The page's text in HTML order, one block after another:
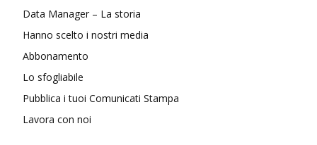
Data Manager – La storia
Hanno scelto i nostri media
Abbonamento
Lo sfogliabile
Pubblica i tuoi Comunicati Stampa
Lavora con noi